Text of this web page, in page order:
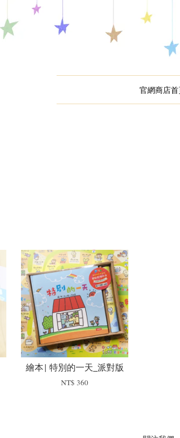
官網商店
繪本| 特別的一天_派對版
NT$ 360